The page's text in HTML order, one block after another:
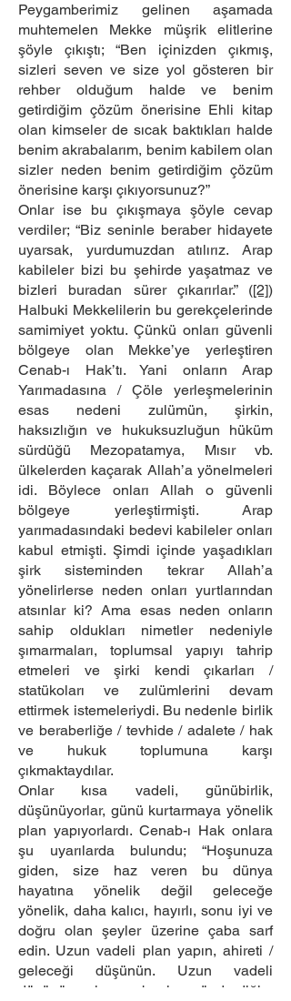
Peygamberimiz gelinen aşamada
muhtemelen Mekke müşrik elitlerine
şöyle çıkıştı; “Ben içinizden çıkmış,
sizleri seven ve size yol gösteren bir
rehber olduğum halde ve benim
getirdiğim çözüm önerisine Ehli kitap
olan kimseler de sıcak baktıkları halde
benim akrabalarım, benim kabilem olan
sizler neden benim getirdiğim çözüm
önerisine karşı çıkıyorsunuz?”
Onlar ise bu çıkışmaya şöyle cevap
verdiler; “Biz seninle beraber hidayete
uyarsak, yurdumuzdan atılırız. Arap
kabileler bizi bu şehirde yaşatmaz ve
bizleri buradan sürer çıkarırlar.” ([2])
Halbuki Mekkelilerin bu gerekçelerinde
samimiyet yoktu. Çünkü onları güvenli
bölgeye olan Mekke’ye yerleştiren
Cenab-ı Hak’tı. Yani onların Arap
Yarımadasına / Çöle yerleşmelerinin
esas nedeni zulümün, şirkin,
haksızlığın ve hukuksuzluğun hüküm
sürdüğü Mezopatamya, Mısır vb.
ülkelerden kaçarak Allah’a yönelmeleri
idi. Böylece onları Allah o güvenli
bölgeye yerleştirmişti. Arap
yarımadasındaki bedevi kabileler onları
kabul etmişti. Şimdi içinde yaşadıkları
şirk sisteminden tekrar Allah’a
yönelirlerse neden onları yurtlarından
atsınlar ki? Ama esas neden onların
sahip oldukları nimetler nedeniyle
şımarmaları, toplumsal yapıyı tahrip
etmeleri ve şirki kendi çıkarları /
statükoları ve zulümlerini devam
ettirmek istemeleriydi. Bu nedenle birlik
ve beraberliğe / tevhide / adalete / hak
ve hukuk toplumuna karşı
çıkmaktaydılar.
Onlar kısa vadeli, günübirlik,
düşünüyorlar, günü kurtarmaya yönelik
plan yapıyorlardı. Cenab-ı Hak onlara
şu uyarılarda bulundu; “Hoşunuza
giden, size haz veren bu dünya
hayatına yönelik değil geleceğe
yönelik, daha kalıcı, hayırlı, sonu iyi ve
doğru olan şeyler üzerine çaba sarf
edin. Uzun vadeli plan yapın, ahireti /
geleceği düşünün. Uzun vadeli
düşünürseniz ve benim gönderdiğim